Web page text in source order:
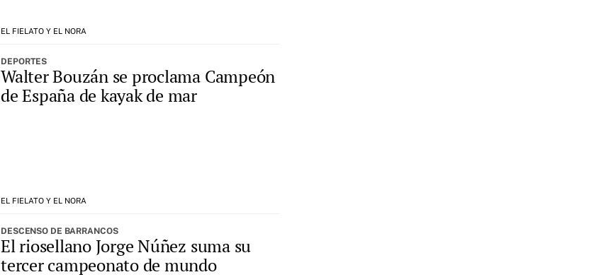
EL FIELATO Y EL NORA
DEPORTES
Walter Bouzán se proclama Campeón
de España de kayak de mar
EL FIELATO Y EL NORA
DESCENSO DE BARRANCOS
El riosellano Jorge Núñez suma su
tercer campeonato de mundo